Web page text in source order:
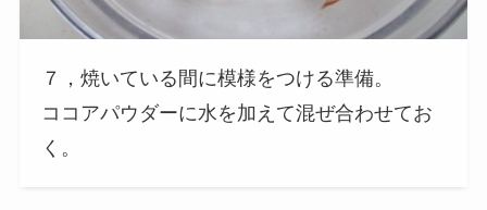
７，焼いている間に模様をつける準備。
ココアパウダーに水を加えて混ぜ合わせてお
く。